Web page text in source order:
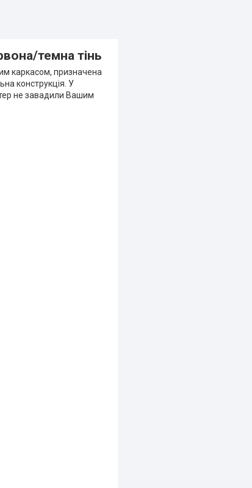
темна тінь
каркасом, призначена
конструкція. У
не завадили Вашим